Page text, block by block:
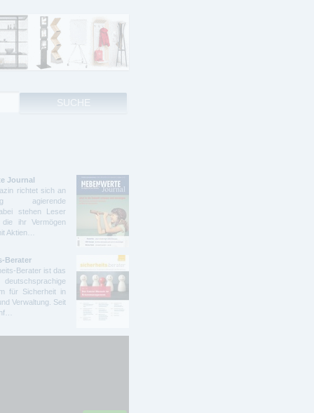
Journal
richtet sich an
agierende
stehen Leser
ihr Vermögen
Aktien…
Berater
Berater ist das
für Sicherheit in
Verwaltung. Seit